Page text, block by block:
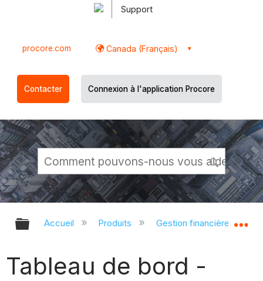
Support
procore.com Canada (Français)
Contacter Connexion à l'application Procore
Développer/réduire la hiérarchie
Accueil Produits Gestion financière du
Tableau de bord -